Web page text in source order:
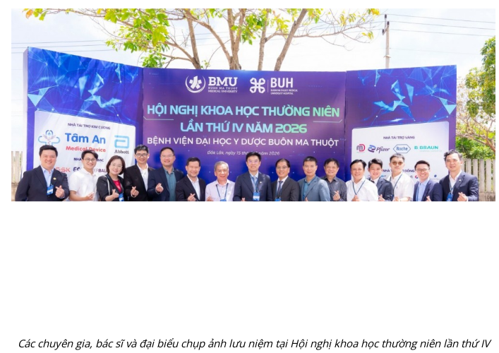
Các chuyên gia, bác sĩ và đại biểu chụp ảnh lưu niệm tại Hội nghị khoa học thường niên lần thứ IV